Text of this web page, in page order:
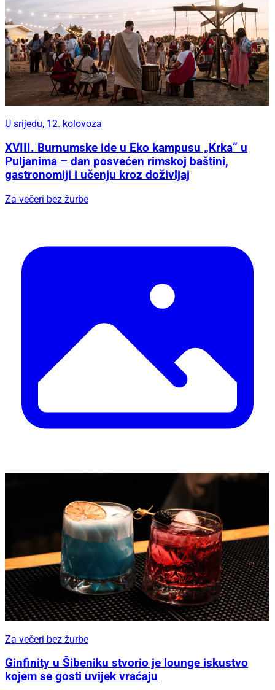
U srijedu, 12. kolovoza
XVIII. Burnumske ide u Eko kampusu „Krka“ u
Puljanima – dan posvećen rimskoj baštini,
gastronomiji i učenju kroz doživljaj
Za večeri bez žurbe
Za večeri bez žurbe
Ginfinity u Šibeniku stvorio je lounge iskustvo
kojem se gosti uvijek vraćaju